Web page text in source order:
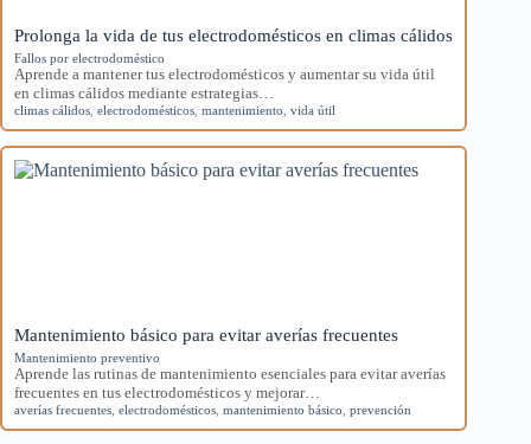
Prolonga la vida de tus electrodomésticos en climas cálidos
Fallos por electrodoméstico
Aprende a mantener tus electrodomésticos y aumentar su vida útil
en climas cálidos mediante estrategias…
climas cálidos electrodomésticos mantenimiento vida útil
Mantenimiento básico para evitar averías frecuentes
Mantenimiento preventivo
Aprende las rutinas de mantenimiento esenciales para evitar averías
frecuentes en tus electrodomésticos y mejorar…
averías frecuentes electrodomésticos mantenimiento básico prevención